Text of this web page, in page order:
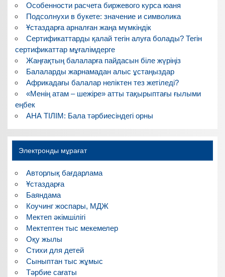
Особенности расчета биржевого курса юаня
Подсолнухи в букете: значение и символика
Ұстаздарға арналған жаңа мүмкіндік
Сертификаттарды қалай тегін алуға болады? Тегін
сертификаттар мұғалімдерге
Жаңғақтың балаларға пайдасын біле жүріңіз
Балаларды жарнамадан алыс ұстаңыздар
Африкадағы балалар неліктен тез жетіледі?
«Менің атам – шежіре» атты тақырыптағы ғылыми
еңбек
АНА ТІЛІМ: Бала тәрбиесіндегі орны
Электронды мұрағат
Авторлық бағдарлама
Ұстаздарға
Баяндама
Коучинг жоспары, МДЖ
Мектеп әкімшілігі
Мектептен тыс мекемелер
Оқу жылы
Стихи для детей
Сыныптан тыс жұмыс
Тәрбие сағаты